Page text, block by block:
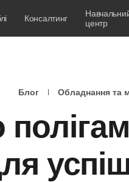
Консалтинг
центр
Блог Обладнання та